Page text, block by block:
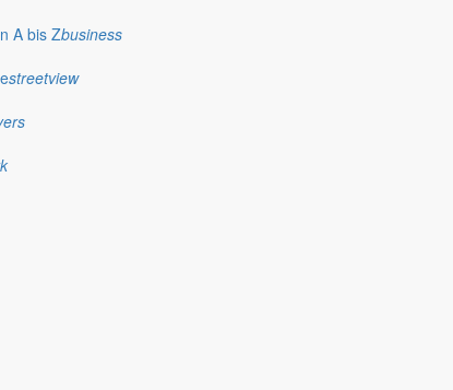
A bis Zbusiness
streetview